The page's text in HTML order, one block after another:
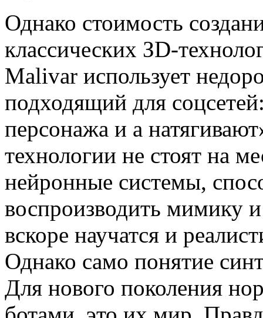
Однако стоимость
классических ЗD-
Malivar использует
подходящий для
персонажа и а
технологии не стоят на
нейронные системы,
воспроизводить мимику
вскоре научатся и
Однако само понятие
Для нового поколения